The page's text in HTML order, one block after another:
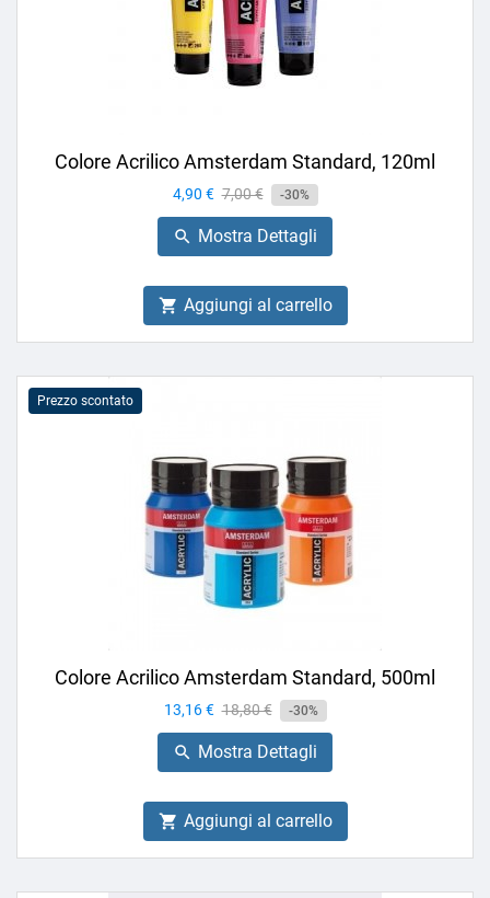
Colore Acrilico Amsterdam Standard, 120ml
Prezzo
4,90 € Prezzo
base
7,00 € -30%
 Mostra Dettagli
 Aggiungi al carrello
Prezzo scontato
Colore Acrilico Amsterdam Standard, 500ml
Prezzo
13,16 € Prezzo
base
18,80 € -30%
 Mostra Dettagli
 Aggiungi al carrello